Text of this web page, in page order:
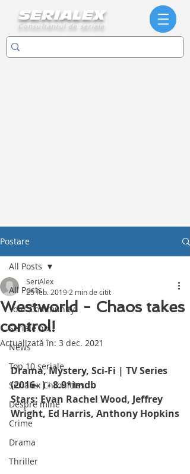
SERIALEX
Consultantul de seriale
Postare
All Posts
Your Community
Seriale noi
News
Top 10 seriale
Serialex Chronicles
Despre mine
Crime
Drama
Thriller
All Posts
Westworld - Chaos takes
control!
SeriAlex
25 feb. 2019 2 min de citit
Actualizată în: 3 dec. 2021
Drama, Mystery, Sci-Fi | TV Series
(2016– ) - 8.9*imdb
Stars: Evan Rachel Wood, Jeffrey
Wright, Ed Harris, Anthony Hopkins